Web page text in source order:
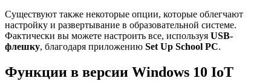
Существуют также некоторые опции, которые облегчают
настройку и развертывание в образовательной системе.
Фактически вы можете настроить все, используя USB-
флешку, благодаря приложению Set Up School PC.
Функции в версии Windows 10 IoT